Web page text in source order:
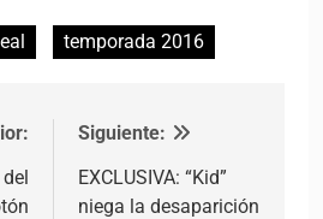
temporada 2016
de entradas
Siguiente:
EXCLUSIVA: “Kid”
niega la desaparición